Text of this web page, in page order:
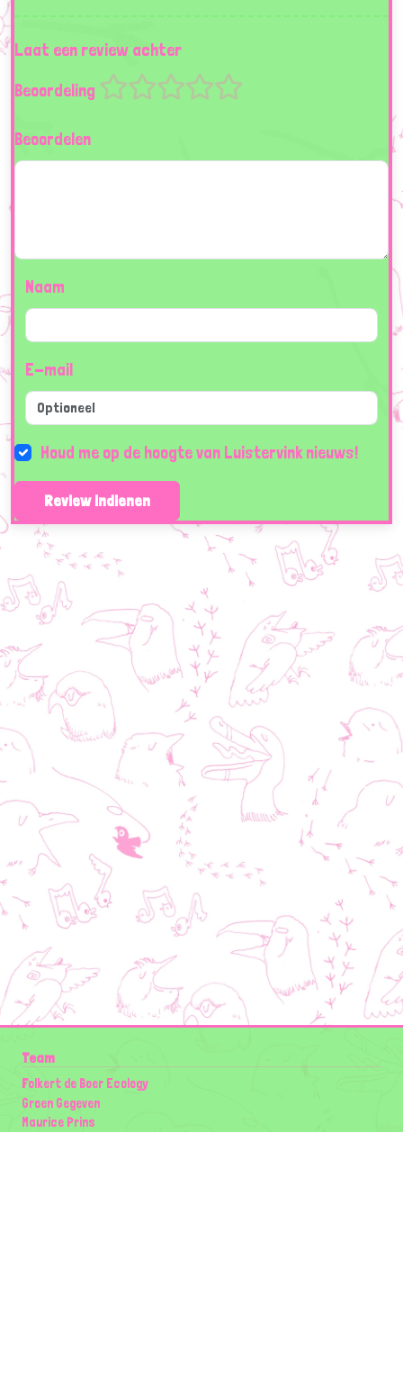
Laat een review achter
Beoordeling
Beoordelen
Naam
E-mail
Houd me op de hoogte van Luistervink nieuws!
Review indienen
Team
Folkert de Boer Ecology
Groen Gegeven
Maurice Prins